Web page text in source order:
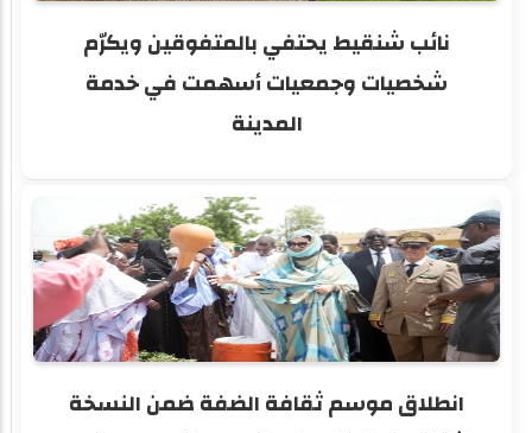
نائب شنقيط يحتفي بالمتفوقين ويكرّم
شخصيات وجمعيات أسهمت في خدمة
المدينة
انطلاق موسم ثقافة الضفة ضمن النسخة